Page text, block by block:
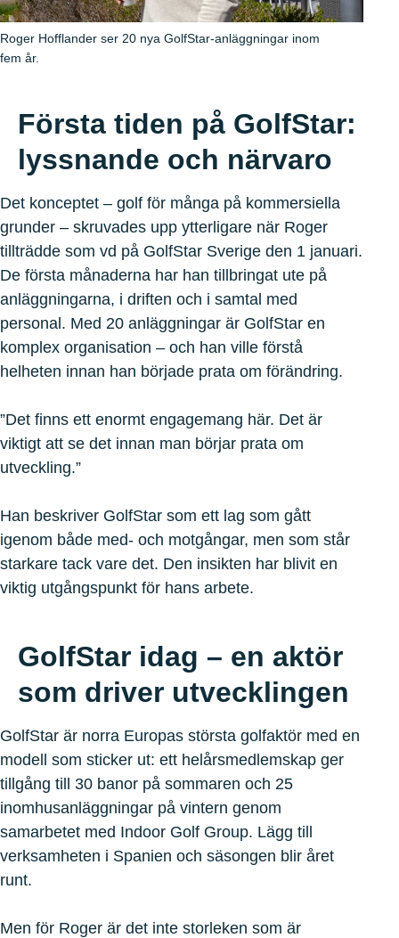
Roger Hofflander ser 20 nya GolfStar-anläggningar inom
fem år.
Första tiden på GolfStar:
lyssnande och närvaro
Det konceptet – golf för många på kommersiella
grunder – skruvades upp ytterligare när Roger
tillträdde som vd på GolfStar Sverige den 1 januari.
De första månaderna har han tillbringat ute på
anläggningarna, i driften och i samtal med
personal. Med 20 anläggningar är GolfStar en
komplex organisation – och han ville förstå
helheten innan han började prata om förändring.
”Det finns ett enormt engagemang här. Det är
viktigt att se det innan man börjar prata om
utveckling.”
Han beskriver GolfStar som ett lag som gått
igenom både med- och motgångar, men som står
starkare tack vare det. Den insikten har blivit en
viktig utgångspunkt för hans arbete.
GolfStar idag – en aktör
som driver utvecklingen
GolfStar är norra Europas största golfaktör med en
modell som sticker ut: ett helårsmedlemskap ger
tillgång till 30 banor på sommaren och 25
inomhusanläggningar på vintern genom
samarbetet med Indoor Golf Group. Lägg till
verksamheten i Spanien och säsongen blir året
runt.
Men för Roger är det inte storleken som är